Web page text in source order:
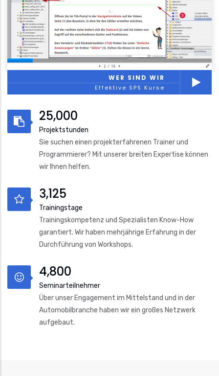
WER SIND WIR
Effektive SPS Kurse
25,000
Projektstunden
Sie suchen einen projekterfahrenen Trainer und
Programmierer? Mit unserer breiten Expertise können
wir Ihnen helfen.
3,125
Trainingstage
Trainingskompetenz und Spezialisten Know-How
garantiert. Wir haben mehrjährige Erfahrung in der
Durchführung von Workshops.
4,800
Seminarteilnehmer
Über unser Engagement im Mittelstand und in der
Automobilbranche haben wir ein großes Netzwerk
aufgebaut.